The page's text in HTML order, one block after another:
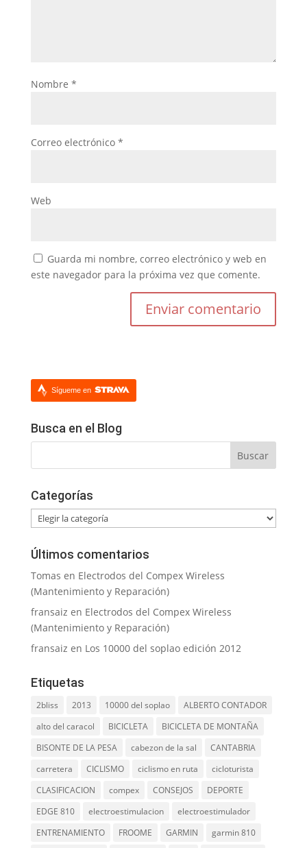
Nombre *
Correo electrónico *
Web
Guarda mi nombre, correo electrónico y web en
este navegador para la próxima vez que comente.
Sígueme en
Busca en el Blog
Categorías
Categorías
Últimos comentarios
Tomas en Electrodos del Compex Wireless
(Mantenimiento y Reparación)
fransaiz en Electrodos del Compex Wireless
(Mantenimiento y Reparación)
fransaiz en Los 10000 del soplao edición 2012
Etiquetas
2bliss 2013 10000 del soplao
ALBERTO CONTADOR
alto del caracol
BICICLETA
BICICLETA DE MONTAÑA
BISONTE DE LA PESA
cabezon de la sal
CANTABRIA
carretera
CICLISMO ciclismo en ruta
cicloturista
CLASIFICACION
compex CONSEJOS
DEPORTE
EDGE 810
electroestimulacion
electroestimulador
ENTRENAMIENTO
FROOME GARMIN garmin 810